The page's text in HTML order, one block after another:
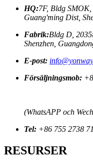
HQ:7F, Bldg
Guang'ming Dist,
Fabrik:Bldg D,
Shenzhen,
E-post:
Försäljningsmob:
(WhatsAPP och
Tel: +86 755 2738
RESURSER